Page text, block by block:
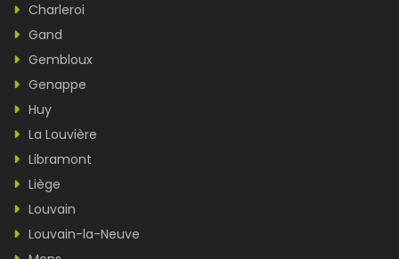
Charleroi
Gand
Gembloux
Genappe
Huy
La Louvière
Libramont
Liège
Louvain
Louvain-la-Neuve